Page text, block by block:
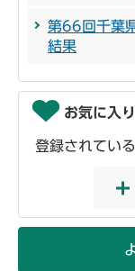
第66回千葉
結果
お気に入り
登録されてい